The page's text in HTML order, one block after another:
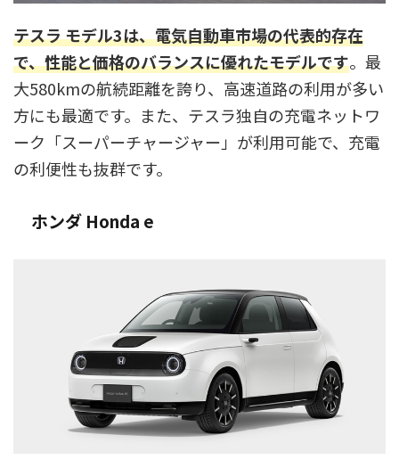
テスラ モデル3は、電気自動車市場の代表的存在
で、性能と価格のバランスに優れたモデルです。最
大580kmの航続距離を誇り、高速道路の利用が多い
方にも最適です。また、テスラ独自の充電ネットワ
ーク「スーパーチャージャー」が利用可能で、充電
の利便性も抜群です。
ホンダ Honda e